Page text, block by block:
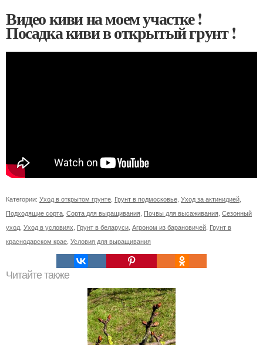
Видео киви на моем участке !
Посадка киви в открытый грунт !
Категории: Уход в открытом грунте Грунт в подмосковье Уход за актинидией
Подходящие сорта Сорта для выращивания Почвы для высаживания Сезонный
уход Уход в условиях Грунт в беларуси Агроном из барановичей Грунт в
краснодарском крае Условия для выращивания
Читайте также